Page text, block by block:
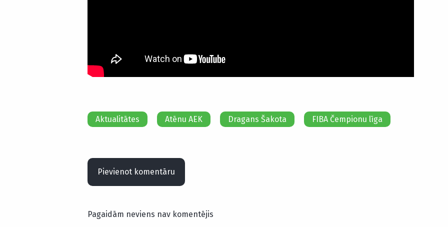
Aktualitātes Atēnu AEK Dragans Šakota FIBA Čempionu līga
Pievienot komentāru
Pagaidām neviens nav komentējis